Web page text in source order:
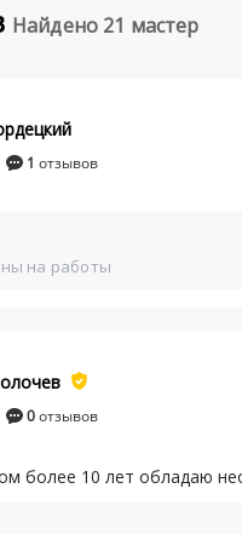
Найдено 21 мастер
1 отзывов
на работы
0отзывов
более 10 лет обладаю